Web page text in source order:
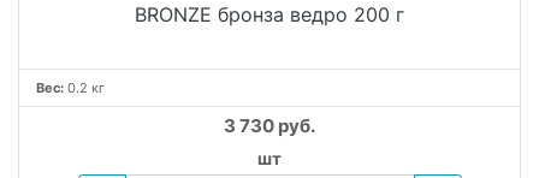
BRONZE бронза ведро 200 г
Вес: 0.2 кг
3 730 руб.
шт